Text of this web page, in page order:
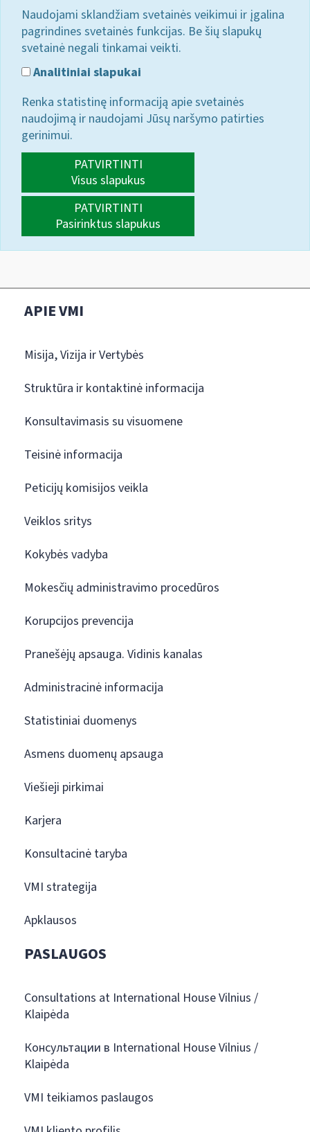
Naudojami sklandžiam svetainės veikimui ir įgalina
pagrindines svetainės funkcijas. Be šių slapukų
svetainė negali tinkamai veikti.
Analitiniai slapukai
Renka statistinę informaciją apie svetainės
naudojimą ir naudojami Jūsų naršymo patirties
gerinimui.
PATVIRTINTI
Visus slapukus
PATVIRTINTI
Pasirinktus slapukus
APIE VMI
Misija, Vizija ir Vertybės
Struktūra ir kontaktinė informacija
Konsultavimasis su visuomene
Teisinė informacija
Peticijų komisijos veikla
Veiklos sritys
Kokybės vadyba
Mokesčių administravimo procedūros
Korupcijos prevencija
Pranešėjų apsauga. Vidinis kanalas
Administracinė informacija
Statistiniai duomenys
Asmens duomenų apsauga
Viešieji pirkimai
Karjera
Konsultacinė taryba
VMI strategija
Apklausos
PASLAUGOS
Consultations at International House Vilnius /
Klaipėda
Консультации в International House Vilnius /
Klaipėda
VMI teikiamos paslaugos